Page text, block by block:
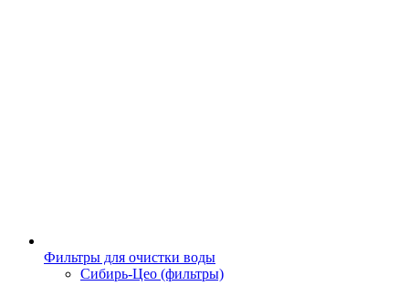
Фильтры для очистки воды
Сибирь-Цео (фильтры)